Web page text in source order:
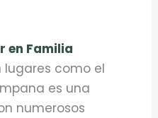
en Familia
como el
es una
numerosos